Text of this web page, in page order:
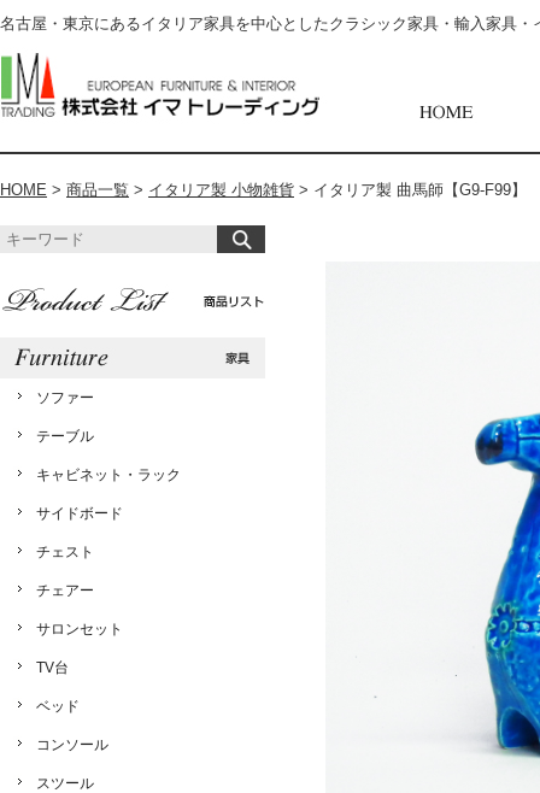
名古屋・東京にあるイタリア家具を中心としたクラシック家具・輸入家具
HOME > 商品一覧 > イタリア製 小物雑貨 > イタリア製 曲馬師【G9-F99】
ソファー
テーブル
キャビネット・ラック
サイドボード
チェスト
チェアー
サロンセット
TV台
ベッド
コンソール
スツール